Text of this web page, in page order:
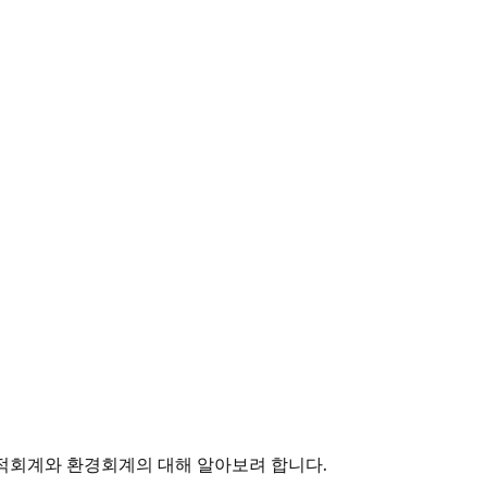
계와 환경회계의 대해 알아보려 합니다.